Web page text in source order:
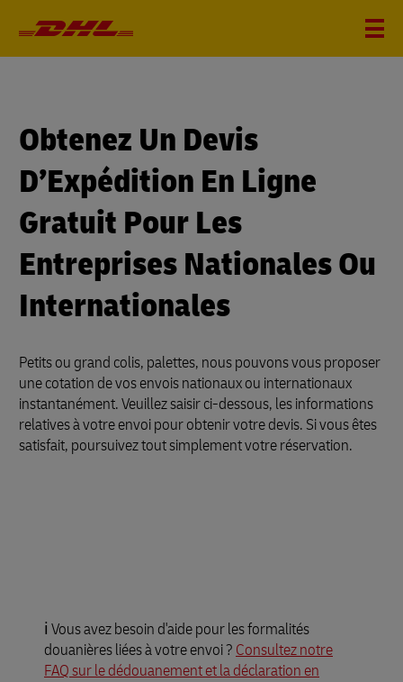
Obtenez Un Devis
D’Expédition En Ligne
Gratuit Pour Les
Entreprises Nationales Ou
Internationales
Petits ou grand colis, palettes, nous pouvons vous proposer
une cotation de vos envois nationaux ou internationaux
instantanément. Veuillez saisir ci-dessous, les informations
relatives à votre envoi pour obtenir votre devis. Si vous êtes
satisfait, poursuivez tout simplement votre réservation.
ℹ️ Vous avez besoin d'aide pour les formalités
douanières liées à votre envoi ? Consultez notre
FAQ sur le dédouanement et la déclaration en